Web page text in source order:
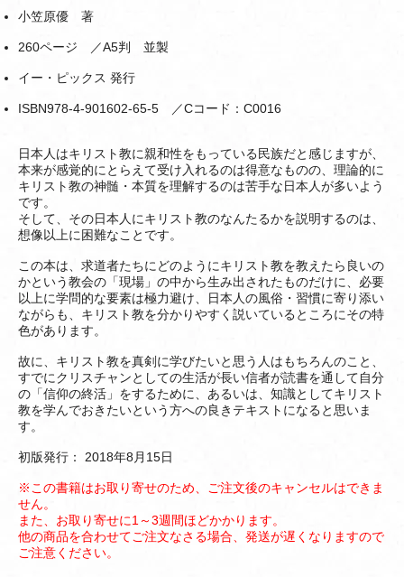
小笠原優 著
260ページ ／A5判 並製
イー・ピックス 発行
ISBN978-4-901602-65-5 ／Cコード：C0016
日本人はキリスト教に親和性をもっている民族だと感じますが、
本来が感覚的にとらえて受け入れるのは得意なものの、理論的に
キリスト教の神髄・本質を理解するのは苦手な日本人が多いよう
です。
そして、その日本人にキリスト教のなんたるかを説明するのは、
想像以上に困難なことです。
この本は、求道者たちにどのようにキリスト教を教えたら良いの
かという教会の「現場」の中から生み出されたものだけに、必要
以上に学問的な要素は極力避け、日本人の風俗・習慣に寄り添い
ながらも、キリスト教を分かりやすく説いているところにその特
色があります。
故に、キリスト教を真剣に学びたいと思う人はもちろんのこと、
すでにクリスチャンとしての生活が長い信者が読書を通して自分
の「信仰の終活」をするために、あるいは、知識としてキリスト
教を学んでおきたいという方への良きテキストになると思いま
す。
初版発行： 2018年8月15日
※この書籍はお取り寄せのため、ご注文後のキャンセルはできま
せん。
また、お取り寄せに1～3週間ほどかかります。
他の商品を合わせてご注文なさる場合、発送が遅くなりますので
ご注意ください。